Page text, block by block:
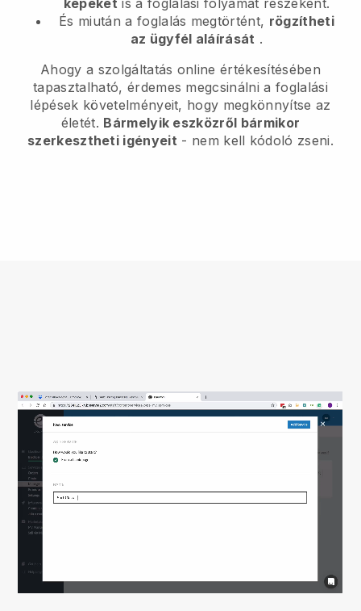
És miután a foglalás megtörtént, rögzítheti
az ügyfél aláírását .
Ahogy a szolgáltatás online értékesítésében
tapasztalható, érdemes megcsinálni a foglalási
lépések követelményeit, hogy megkönnyítse az
életét. Bármelyik eszközről bármikor
szerkesztheti igényeit - nem kell kódoló zseni.